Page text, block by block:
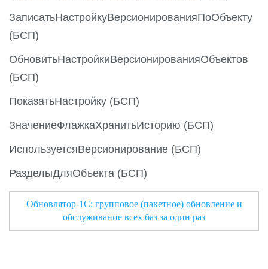
ЗаписатьНастройкуВерсионированияПоОбъекту
(БСП)
ОбновитьНастройкиВерсионированияОбъектов
(БСП)
ПоказатьНастройку (БСП)
ЗначениеФлажкаХранитьИсторию (БСП)
ИспользуетсяВерсионирование (БСП)
РазделыДляОбъекта (БСП)
Обновлятор-1С: групповое (пакетное) обновление и
обслуживание всех баз за один раз